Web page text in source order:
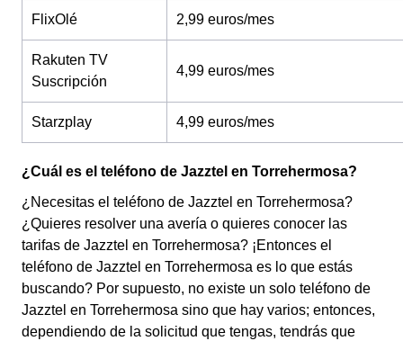
FlixOlé 2,99 euros/mes
Rakuten TV
Suscripción
4,99 euros/mes
Starzplay 4,99 euros/mes
¿Cuál es el teléfono de Jazztel en Torrehermosa?
¿Necesitas el teléfono de Jazztel en Torrehermosa?
¿Quieres resolver una avería o quieres conocer las
tarifas de Jazztel en Torrehermosa? ¡Entonces el
teléfono de Jazztel en Torrehermosa es lo que estás
buscando? Por supuesto, no existe un solo teléfono de
Jazztel en Torrehermosa sino que hay varios; entonces,
dependiendo de la solicitud que tengas, tendrás que